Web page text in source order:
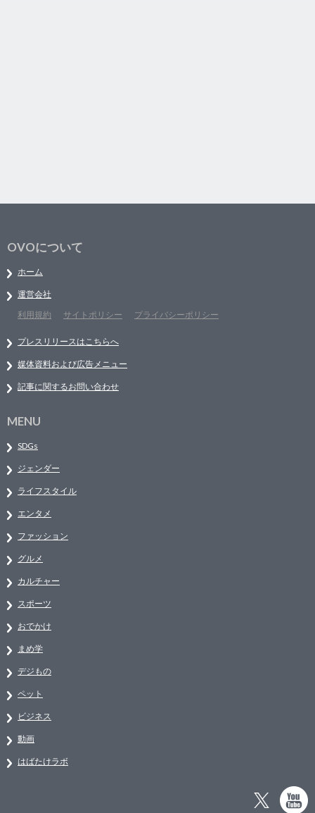
OVOについて
ホーム
運営会社
利用規約
サイトポリシー プライバシーポリシー
プレスリリースはこちらへ
媒体資料および広告メニュー
記事に関するお問い合わせ
MENU
SDGs
ジェンダー
ライフスタイル
エンタメ
ファッション
グルメ
カルチャー
スポーツ
おでかけ
まめ学
デジもの
ペット
ビジネス
動画
はばたけラボ